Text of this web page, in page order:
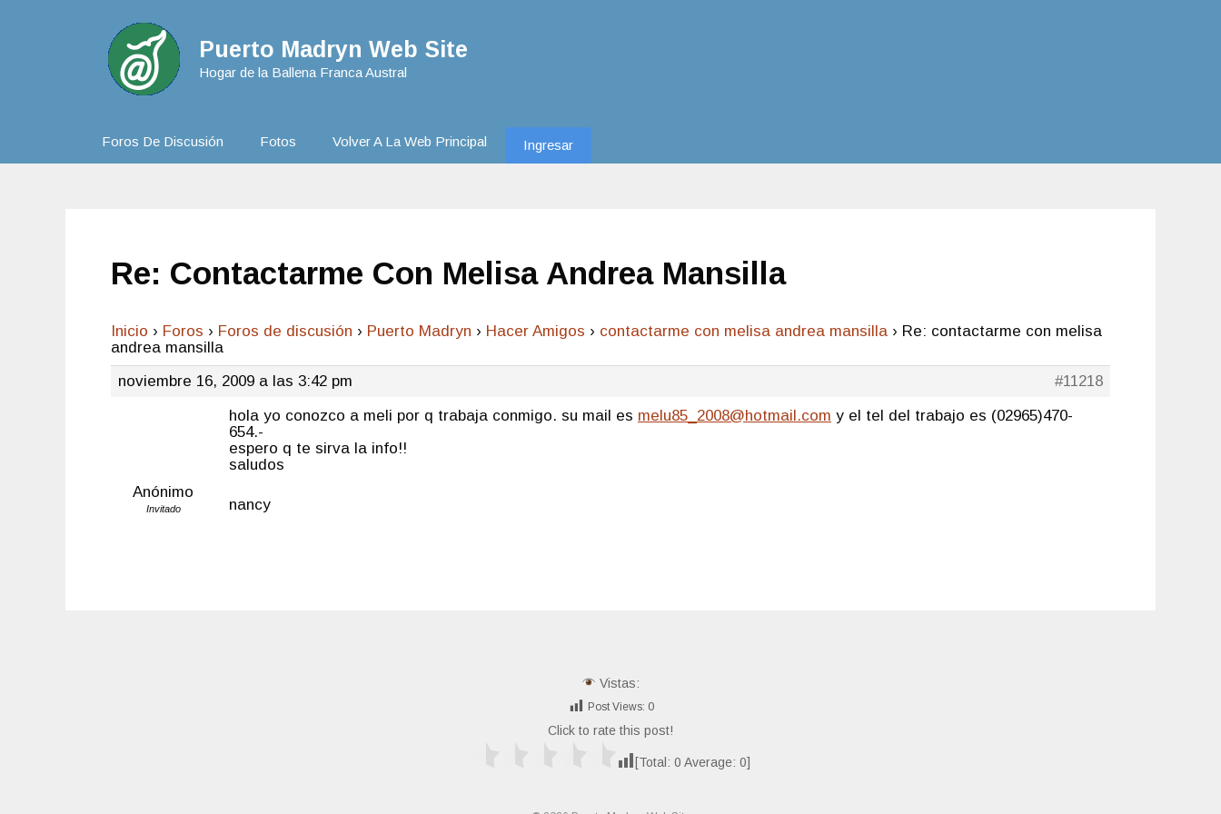
Puerto Madryn Web Site
Hogar de la Ballena Franca Austral
Foros De Discusión Fotos Volver A La Web Principal Ingresar
Re: Contactarme Con Melisa Andrea Mansilla
Inicio › Foros › Foros de discusión › Puerto Madryn › Hacer Amigos › contactarme con melisa andrea mansilla › Re: contactarme con melisa
andrea mansilla
noviembre 16, 2009 a las 3:42 pm
#11218
Anónimo
Invitado
hola yo conozco a meli por q trabaja conmigo. su mail es melu85_2008@hotmail.com y el tel del trabajo es (02965)470-
654.-
espero q te sirva la info!!
saludos
nancy
Vistas:
Post Views: 0
Click to rate this post!
[Total: 0 Average: 0]